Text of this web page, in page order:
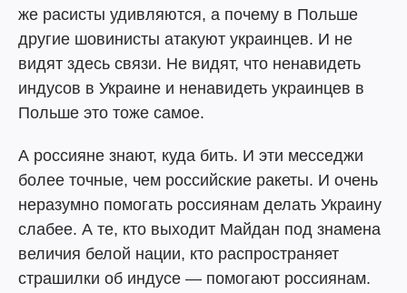
же расисты удивляются, а почему в Польше
другие шовинисты атакуют украинцев. И не
видят здесь связи. Не видят, что ненавидеть
индусов в Украине и ненавидеть украинцев в
Польше это тоже самое.
А россияне знают, куда бить. И эти месседжи
более точные, чем российские ракеты. И очень
неразумно помогать россиянам делать Украину
слабее. А те, кто выходит Майдан под знамена
величия белой нации, кто распространяет
страшилки об индусе — помогают россиянам.